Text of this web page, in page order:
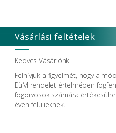
Dentsply Sirona
Detax
DFS
DIADENT
DIRECTA AB
Discus Dental PHILIPS
DISPOTECH S.r.l.
DKL
Vásárlási feltételek
Kedves Vásárlónk!
Felhívjuk a figyelmét, hogy a
EüM rendelet értelmében
fogorvosok számára
éven felülieknek...